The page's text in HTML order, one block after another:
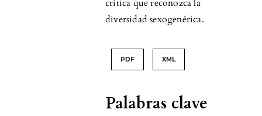
Palabras clave
crítica que reconozca la
diversidad sexogenérica.
PDF XML